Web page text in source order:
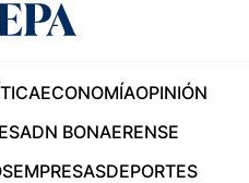
ECONOMÍAOPINIÓN
ADN BONAERENSE
EMPRESASDEPORTES